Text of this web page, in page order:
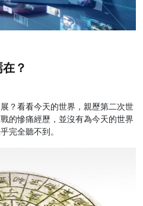
？
？看看今天的世界，親歷第二次世
的慘痛經歷，並沒有為今天的世界
完全聽不到。